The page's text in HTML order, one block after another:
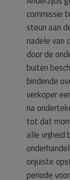
commissie
steun aan
nadele van
door de
buiten
bindende
verkoper
na
tot dat
alle vrijheid
onjuiste
periode